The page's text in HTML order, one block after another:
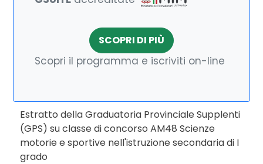
SCOPRI DI PIÙ
Scopri il programma e iscriviti on-line
Estratto della Graduatoria Provinciale Supplenti
(GPS) su classe di concorso AM48 Scienze
motorie e sportive nell'istruzione secondaria di I
grado